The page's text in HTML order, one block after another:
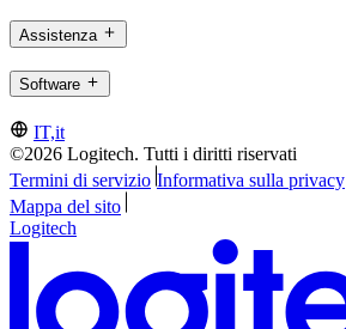
Assistenza
Software
IT,it
©2026 Logitech. Tutti i diritti riservati
Termini di servizio Informativa sulla privacy
Mappa del sito
Logitech